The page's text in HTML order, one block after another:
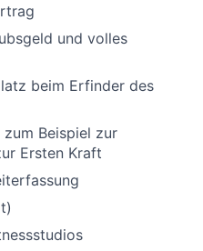
und volles
beim Erfinder des
Beispiel zur
Ersten Kraft